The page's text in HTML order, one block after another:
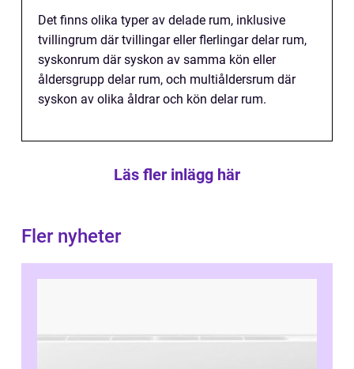
Det finns olika typer av delade rum, inklusive
tvillingrum där tvillingar eller flerlingar delar rum,
syskonrum där syskon av samma kön eller
åldersgrupp delar rum, och multiåldersrum där
syskon av olika åldrar och kön delar rum.
Läs fler inlägg här
Fler nyheter